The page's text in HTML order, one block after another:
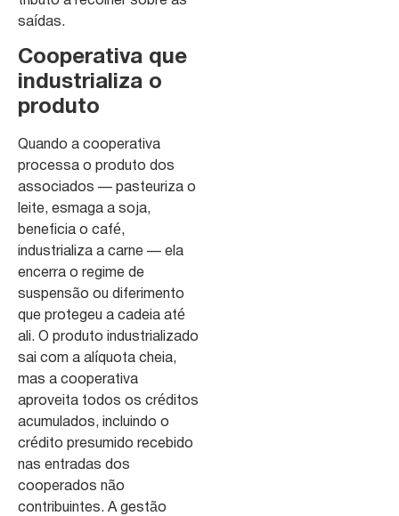
saídas.
Cooperativa que
industrializa o
produto
Quando a cooperativa
processa o produto dos
associados — pasteuriza o
leite, esmaga a soja,
beneficia o café,
industrializa a carne — ela
encerra o regime de
suspensão ou diferimento
que protegeu a cadeia até
ali. O produto industrializado
sai com a alíquota cheia,
mas a cooperativa
aproveita todos os créditos
acumulados, incluindo o
crédito presumido recebido
nas entradas dos
cooperados não
contribuintes. A gestão